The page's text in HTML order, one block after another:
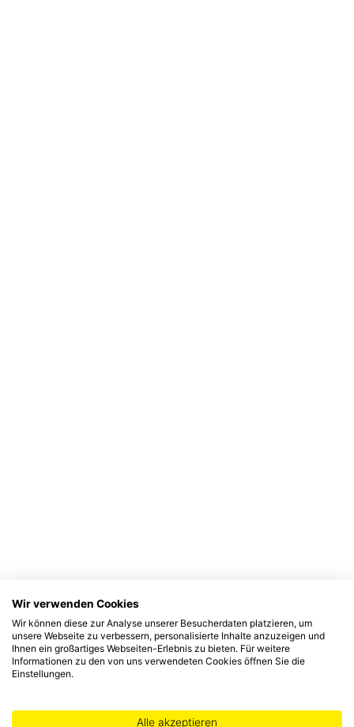
Wir verwenden Cookies
Wir können diese zur Analyse unserer Besucherdaten platzieren, um
unsere Webseite zu verbessern, personalisierte Inhalte anzuzeigen und
Ihnen ein großartiges Webseiten-Erlebnis zu bieten. Für weitere
Informationen zu den von uns verwendeten Cookies öffnen Sie die
Einstellungen.
Alle akzeptieren